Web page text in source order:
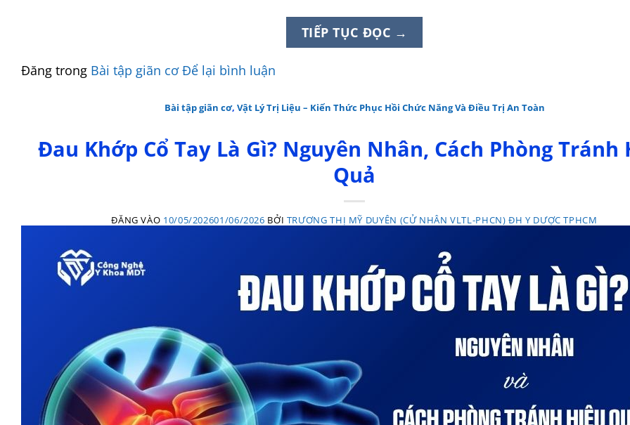
TIẾP TỤC ĐỌC →
Đăng trong Bài tập giãn cơ Để lại bình luận
Bài tập giãn cơ, Vật Lý Trị Liệu – Kiến Thức Phục Hồi Chức Năng Và Điều Trị An Toàn
Đau Khớp Cổ Tay Là Gì? Nguyên Nhân, Cách Phòng Tránh
Quả
ĐĂNG VÀO 10/05/202601/06/2026 BỞI TRƯƠNG THỊ MỸ DUYÊN (CỬ NHÂN VLTL-PHCN) ĐH Y DƯỢC TPHCM